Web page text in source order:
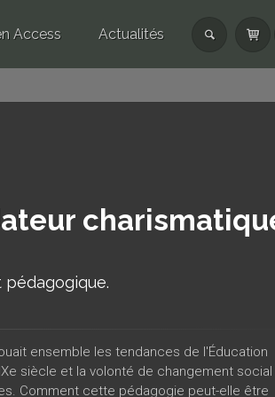
Access Actualités
ensemble les tendances de l'Éducation
siècle et la volonté de changement social
Comment cette pédagogie peut-elle être